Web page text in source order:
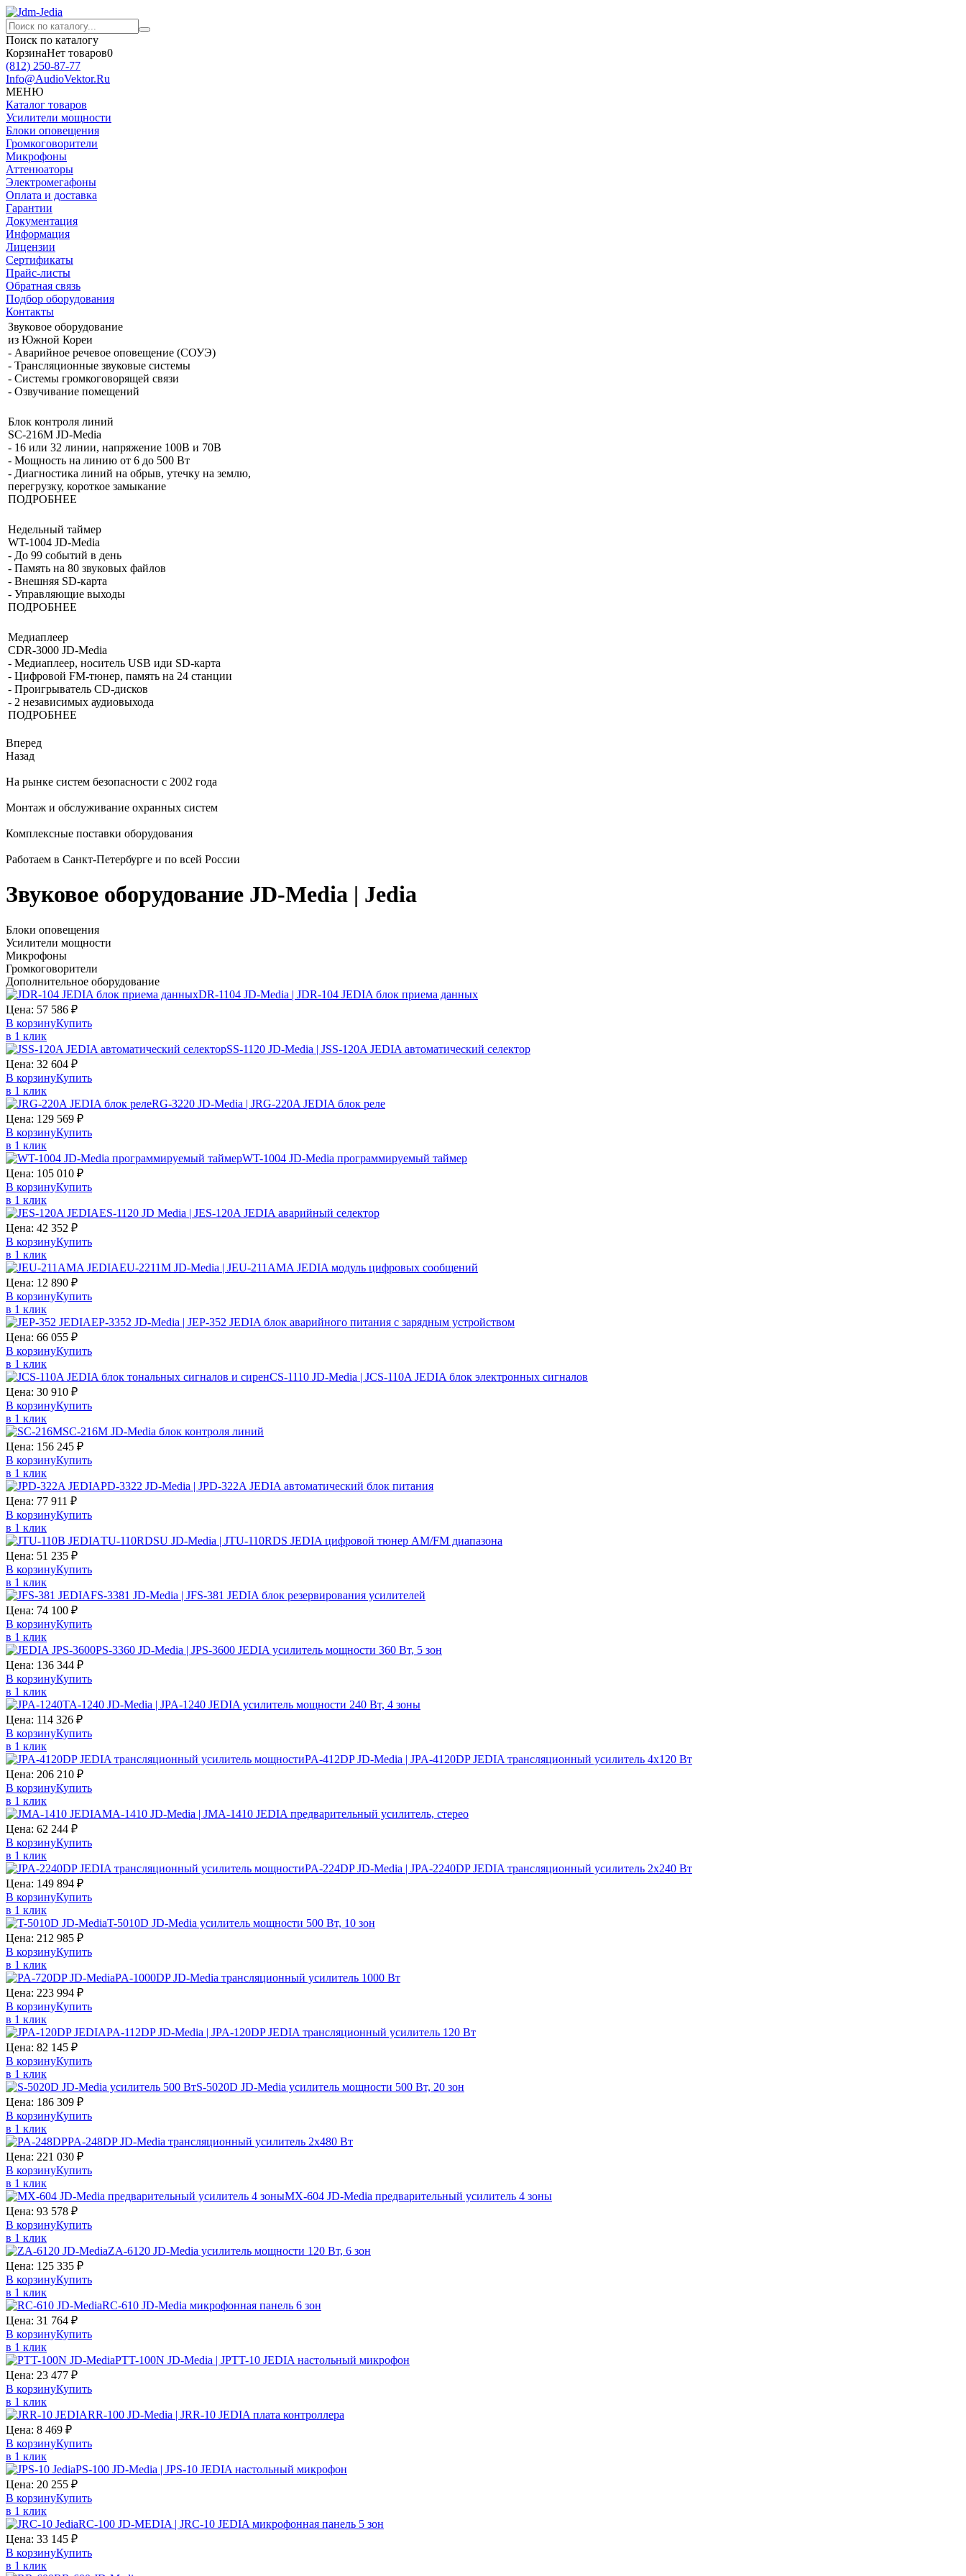
Поиск по каталогу
КорзинаНет товаров0
(812) 250-87-77
Info@AudioVektor.Ru
МЕНЮ
Каталог товаров
Усилители мощности
Блоки оповещения
Громкоговорители
Микрофоны
Аттенюаторы
Электромегафоны
Оплата и доставка
Гарантии
Документация
Информация
Лицензии
Сертификаты
Прайс-листы
Обратная связь
Подбор оборудования
Контакты
Звуковое оборудование
из Южной Кореи
- Аварийное речевое оповещение (СОУЭ)
- Трансляционные звуковые системы
- Системы громкоговорящей связи
- Озвучивание помещений
Блок контроля линий
SC-216M JD-Media
- 16 или 32 линии, напряжение 100В и 70В
- Мощность на линию от 6 до 500 Вт
- Диагностика линий на обрыв, утечку на землю,
перегрузку, короткое замыкание
ПОДРОБНЕЕ
Недельный таймер
WT-1004 JD-Media
- До 99 событий в день
- Память на 80 звуковых файлов
- Внешняя SD-карта
- Управляющие выходы
ПОДРОБНЕЕ
Медиаплеер
CDR-3000 JD-Media
- Медиаплеер, носитель USB иди SD-карта
- Цифровой FM-тюнер, память на 24 станции
- Проигрыватель CD-дисков
- 2 независимых аудиовыхода
ПОДРОБНЕЕ
Вперед
Назад
На рынке систем безопасности с 2002 года
Монтаж и обслуживание охранных систем
Комплексные поставки оборудования
Работаем в Санкт-Петербурге и по всей России
Звуковое оборудование JD-Media | Jedia
Блоки оповещения
Усилители мощности
Микрофоны
Громкоговорители
Дополнительное оборудование
DR-1104 JD-Media | JDR-104 JEDIA блок приема данных
Цена: 57 586 ₽
В корзинуКупить
в 1 клик
SS-1120 JD-Media | JSS-120A JEDIA автоматический селектор
Цена: 32 604 ₽
В корзинуКупить
в 1 клик
RG-3220 JD-Media | JRG-220A JEDIA блок реле
Цена: 129 569 ₽
В корзинуКупить
в 1 клик
WT-1004 JD-Media программируемый таймер
Цена: 105 010 ₽
В корзинуКупить
в 1 клик
ES-1120 JD Media | JES-120A JEDIA аварийный селектор
Цена: 42 352 ₽
В корзинуКупить
в 1 клик
EU-2211M JD-Media | JEU-211AMA JEDIA модуль цифровых сообщений
Цена: 12 890 ₽
В корзинуКупить
в 1 клик
EP-3352 JD-Media | JEP-352 JEDIA блок аварийного питания с зарядным устройством
Цена: 66 055 ₽
В корзинуКупить
в 1 клик
CS-1110 JD-Media | JCS-110A JEDIA блок электронных сигналов
Цена: 30 910 ₽
В корзинуКупить
в 1 клик
SC-216M JD-Media блок контроля линий
Цена: 156 245 ₽
В корзинуКупить
в 1 клик
PD-3322 JD-Media | JPD-322A JEDIA автоматический блок питания
Цена: 77 911 ₽
В корзинуКупить
в 1 клик
TU-110RDSU JD-Media | JTU-110RDS JEDIA цифровой тюнер AM/FM диапазона
Цена: 51 235 ₽
В корзинуКупить
в 1 клик
FS-3381 JD-Media | JFS-381 JEDIA блок резервирования усилителей
Цена: 74 100 ₽
В корзинуКупить
в 1 клик
PS-3360 JD-Media | JPS-3600 JEDIA усилитель мощности 360 Вт, 5 зон
Цена: 136 344 ₽
В корзинуКупить
в 1 клик
TA-1240 JD-Media | JPA-1240 JEDIA усилитель мощности 240 Вт, 4 зоны
Цена: 114 326 ₽
В корзинуКупить
в 1 клик
PA-412DP JD-Media | JPA-4120DP JEDIA трансляционный усилитель 4х120 Вт
Цена: 206 210 ₽
В корзинуКупить
в 1 клик
MA-1410 JD-Media | JMA-1410 JEDIA предварительный усилитель, стерео
Цена: 62 244 ₽
В корзинуКупить
в 1 клик
PA-224DP JD-Media | JPA-2240DP JEDIA трансляционный усилитель 2х240 Вт
Цена: 149 894 ₽
В корзинуКупить
в 1 клик
T-5010D JD-Media усилитель мощности 500 Вт, 10 зон
Цена: 212 985 ₽
В корзинуКупить
в 1 клик
PA-1000DP JD-Media трансляционный усилитель 1000 Вт
Цена: 223 994 ₽
В корзинуКупить
в 1 клик
PA-112DP JD-Media | JPA-120DP JEDIA трансляционный усилитель 120 Вт
Цена: 82 145 ₽
В корзинуКупить
в 1 клик
S-5020D JD-Media усилитель мощности 500 Вт, 20 зон
Цена: 186 309 ₽
В корзинуКупить
в 1 клик
PA-248DP JD-Media трансляционный усилитель 2х480 Вт
Цена: 221 030 ₽
В корзинуКупить
в 1 клик
MX-604 JD-Media предварительный усилитель 4 зоны
Цена: 93 578 ₽
В корзинуКупить
в 1 клик
ZA-6120 JD-Media усилитель мощности 120 Вт, 6 зон
Цена: 125 335 ₽
В корзинуКупить
в 1 клик
RC-610 JD-Media микрофонная панель 6 зон
Цена: 31 764 ₽
В корзинуКупить
в 1 клик
PTT-100N JD-Media | JPTT-10 JEDIA настольный микрофон
Цена: 23 477 ₽
В корзинуКупить
в 1 клик
RR-100 JD-Media | JRR-10 JEDIA плата контроллера
Цена: 8 469 ₽
В корзинуКупить
в 1 клик
PS-100 JD-Media | JPS-10 JEDIA настольный микрофон
Цена: 20 255 ₽
В корзинуКупить
в 1 клик
RC-100 JD-MEDIA | JRC-10 JEDIA микрофонная панель 5 зон
Цена: 33 145 ₽
В корзинуКупить
в 1 клик